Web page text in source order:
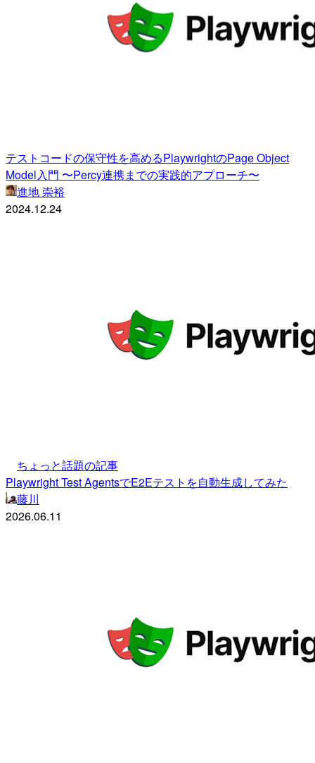
テストコードの保守性を高めるPlaywrightのPage Object
Model入門 〜Percy連携までの実践的アプローチ〜
進地 崇裕
2024.12.24
ちょっと話題の記事
Playwright Test AgentsでE2Eテストを自動生成してみた
藤川
2026.06.11